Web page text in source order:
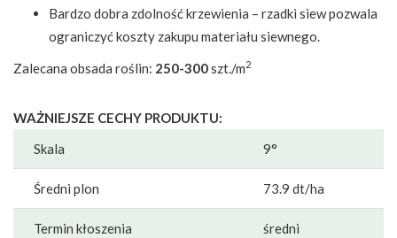
Bardzo dobra zdolność krzewienia – rzadki siew pozwala
ograniczyć koszty zakupu materiału siewnego.
Zalecana obsada roślin: 250-300szt./m2
WAŻNIEJSZE CECHY PRODUKTU:
Skala
9°
Średni plon 73.9 dt/ha
Termin kłoszenia średni